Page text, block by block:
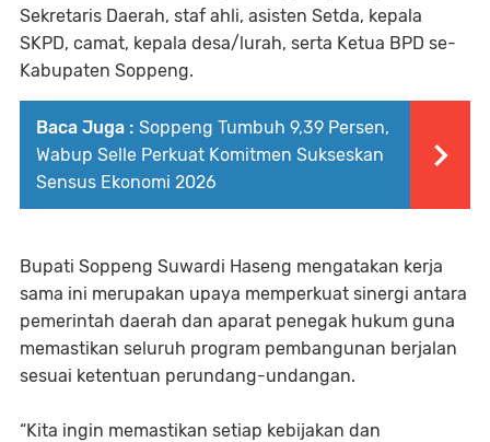
Sekretaris Daerah, staf ahli, asisten Setda, kepala
SKPD, camat, kepala desa/lurah, serta Ketua BPD se-
Kabupaten Soppeng.
Baca Juga : Soppeng Tumbuh 9,39 Persen,
Wabup Selle Perkuat Komitmen Sukseskan
Sensus Ekonomi 2026
Bupati Soppeng Suwardi Haseng mengatakan kerja
sama ini merupakan upaya memperkuat sinergi antara
pemerintah daerah dan aparat penegak hukum guna
memastikan seluruh program pembangunan berjalan
sesuai ketentuan perundang-undangan.
“Kita ingin memastikan setiap kebijakan dan